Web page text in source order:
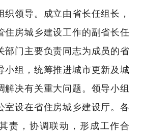
领导。成立由省长任组长，
住房城乡建设工作的副省长任
部门主要负责同志为成员的省
小组，统筹推进城市更新及城
解决有关重大问题。领导小组
室设在省住房城乡建设厅。各
责，协调联动，形成工作合